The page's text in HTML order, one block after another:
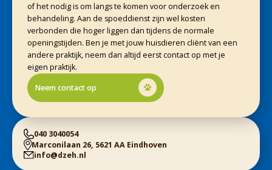
of het nodig is om langs te komen voor onderzoek en
behandeling. Aan de spoeddienst zijn wel kosten
verbonden die hoger liggen dan tijdens de normale
openingstijden. Ben je met jouw huisdieren cliënt van een
andere praktijk, neem dan altijd eerst contact op met je
eigen praktijk.
Neem contact op
040 3040054
Marconilaan 26, 5621 AA Eindhoven
info@dzeh.nl